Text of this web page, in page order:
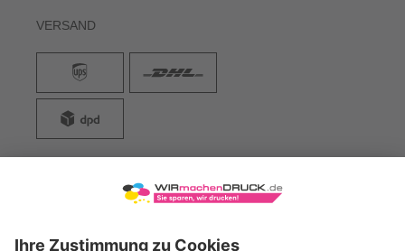
VERSAND
WIRmachenDRUCK GmbH
71522 Backnang